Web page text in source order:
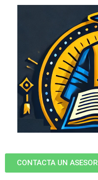
CONTACTA UN ASESOR